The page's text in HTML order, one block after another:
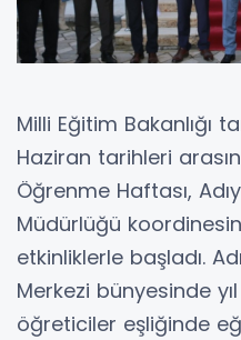
Milli Eğitim Bakanlığı
Haziran tarihleri
Öğrenme Haftası,
Müdürlüğü
etkinliklerle başladı.
Merkezi bünyesinde
öğreticiler eşliğinde